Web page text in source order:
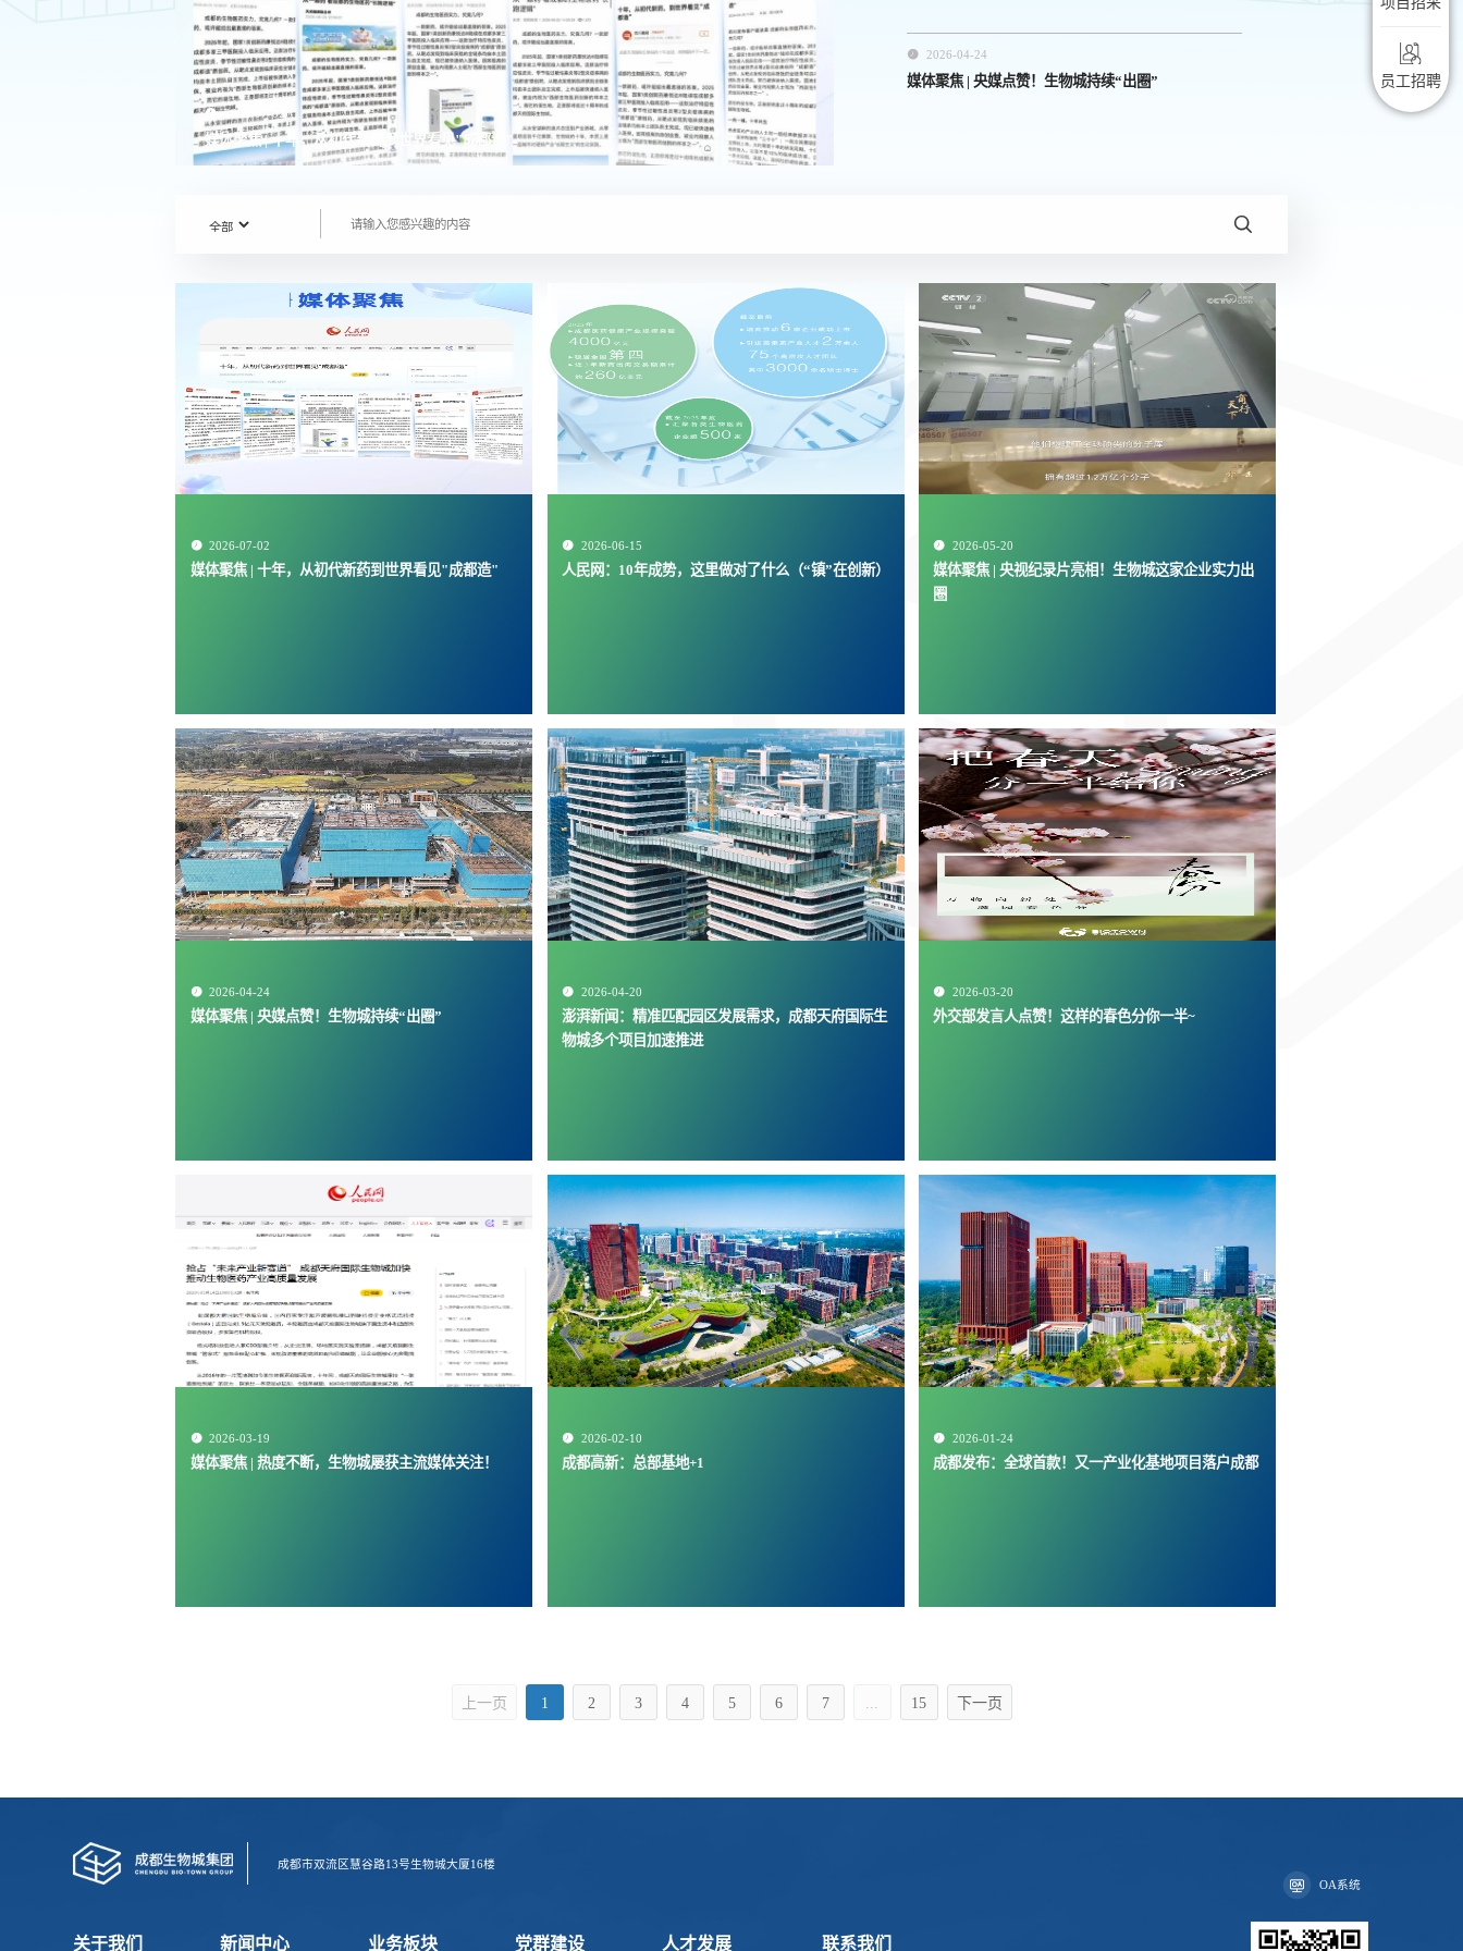
员工招聘
 2026-07-02
媒体聚焦 | 十年，从初代新药到世界看见"成都造"
 2026-04-24
媒体聚焦 | 央媒点赞！生物城持续“出圈”

 2026-07-02
媒体聚焦 | 十年，从初代新药到世界看见"成都造"
 2026-06-15
人民网：10年成势，这里做对了什么（“镇”在创新）
 2026-05-20
媒体聚焦 | 央视纪录片亮相！生物城这家企业实力出
圈
 2026-04-24
媒体聚焦 | 央媒点赞！生物城持续“出圈”
 2026-04-20
澎湃新闻：精准匹配园区发展需求，成都天府国际生
物城多个项目加速推进
 2026-03-20
外交部发言人点赞！这样的春色分你一半~
 2026-03-19
媒体聚焦 | 热度不断，生物城屡获主流媒体关注！
 2026-02-10
成都高新：总部基地+1
 2026-01-24
成都发布：全球首款！又一产业化基地项目落户成都
上一页 1 2 3 4 5 6 7 ... 15 下一页
成都市双流区慧谷路13号生物城大厦16楼
OA系统
关于我们 新闻中心 业务板块 党群建设 人才发展 联系我们